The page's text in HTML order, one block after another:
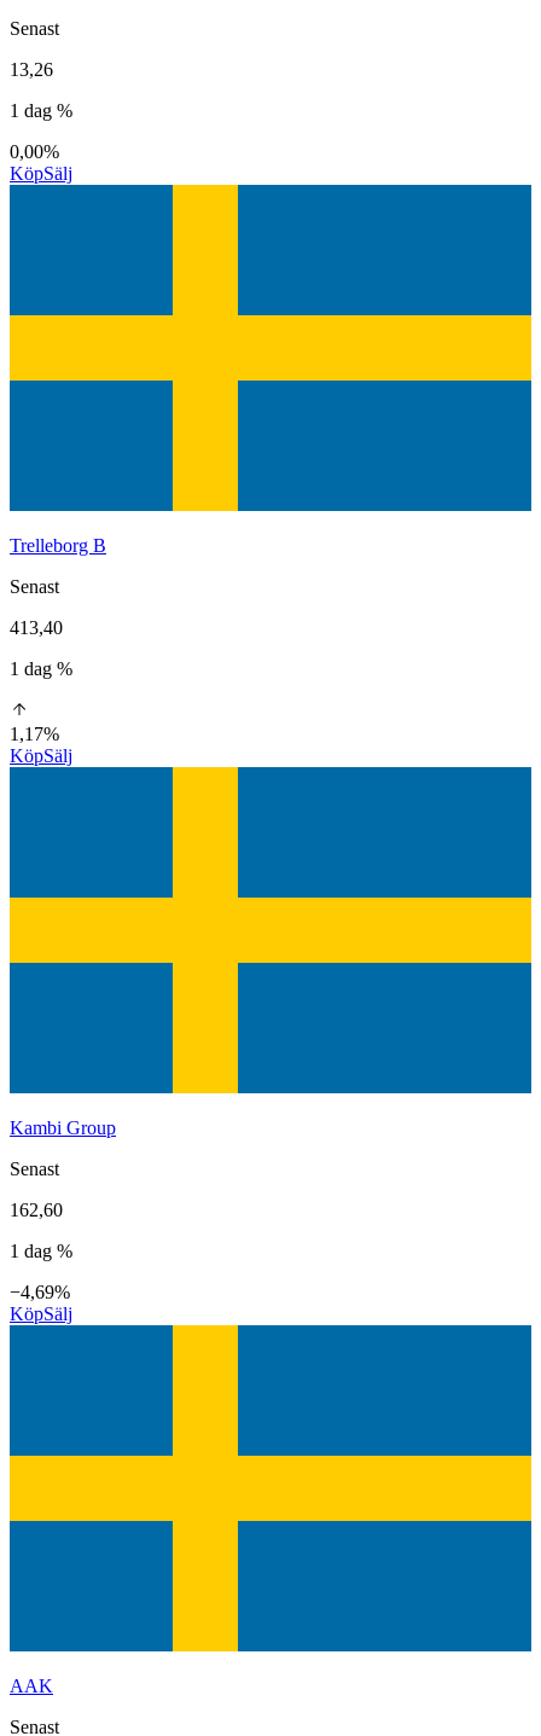
Senast
13,26
1 dag %
0,00%
KöpSälj
Trelleborg B
Senast
413,40
1 dag %
1,17%
KöpSälj
Kambi Group
Senast
162,60
1 dag %
−4,69%
KöpSälj
AAK
Senast